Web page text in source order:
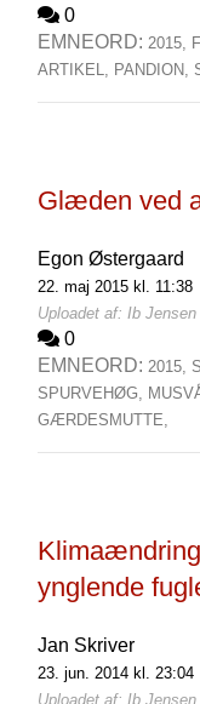
0
EMNEORD: 2015,
ARTIKEL, PANDION,
Glæden ved
Egon Østergaard
22. maj 2015 kl. 11:38
Uploadet af: Ib
0
EMNEORD: 2015,
SPURVEHØG,
GÆRDESMUTTE,
ynglende
Jan Skriver
23. jun. 2014 kl. 23:04
Uploadet af: Ib